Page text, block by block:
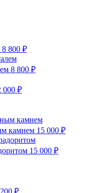
8 800 ₽
8 800 ₽
000 ₽
камнем 15 000 ₽
15 000 ₽
₽